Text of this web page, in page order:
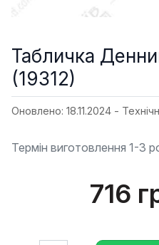
Табличка
(19312)
Оновлено: 18.11.2024 -
Термін виготовлення 1-3
716